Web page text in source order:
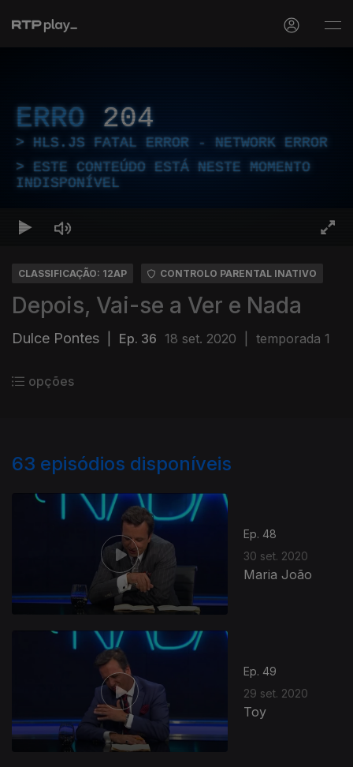
ERRO 204
HLS.JS FATAL ERROR - NETWORK ERROR
ESTE CONTEÚDO ESTÁ NESTE MOMENTO
INDISPONÍVEL
CLASSIFICAÇÃO: 12AP CONTROLO PARENTAL INATIVO
Depois, Vai-se a Ver e Nada
Dulce Pontes Ep. 36 18 set. 2020 temporada 1
opções
63 episódios disponíveis
Ep. 48
30 set. 2020
Maria João
Ep. 49
29 set. 2020
Toy